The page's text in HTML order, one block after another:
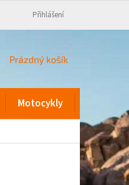
Přihlášení
NÁKUPNÍ
Prázdný košík
Motocykly